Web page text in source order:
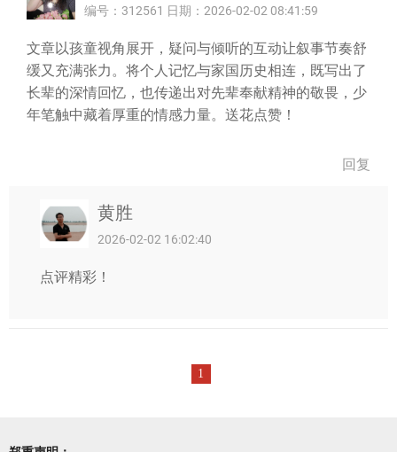
编号：312561 日期：2026-02-02 08:41:59
文章以孩童视角展开，疑问与倾听的互动让叙事节奏舒
缓又充满张力。将个人记忆与家国历史相连，既写出了
长辈的深情回忆，也传递出对先辈奉献精神的敬畏，少
年笔触中藏着厚重的情感力量。送花点赞！
回复
黄胜
2026-02-02 16:02:40
点评精彩！
1